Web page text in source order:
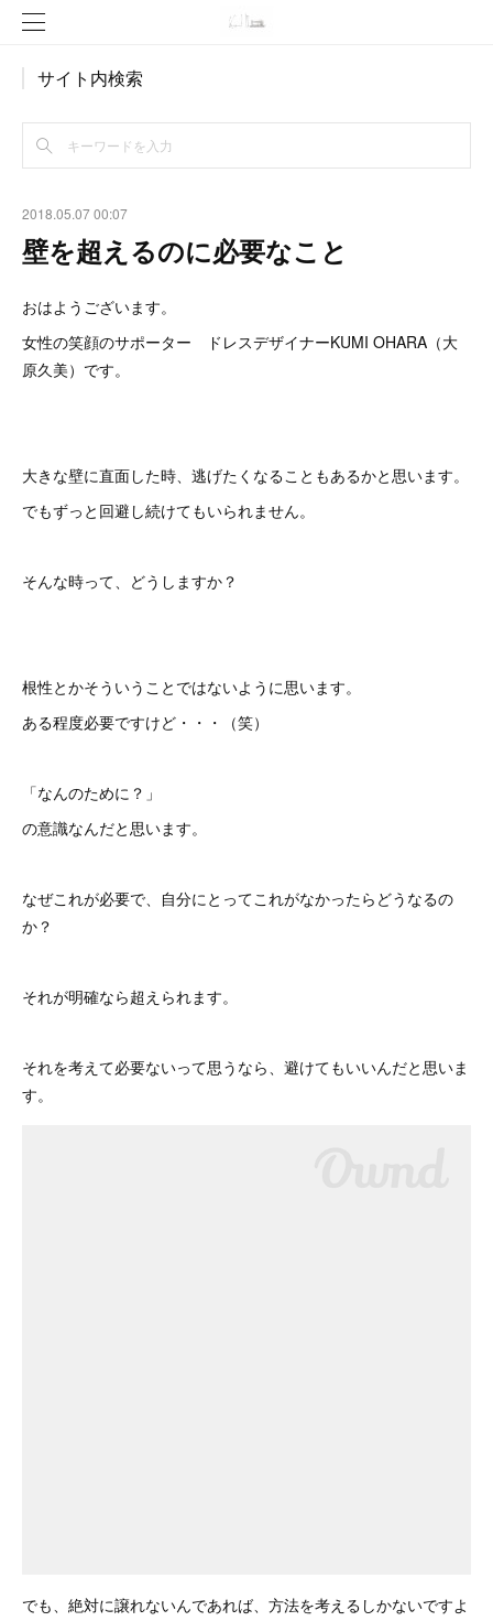
サイト内検索
2018.05.07 00:07
壁を超えるのに必要なこと
おはようございます。
女性の笑顔のサポーター ドレスデザイナーKUMI OHARA（大
原久美）です。
大きな壁に直面した時、逃げたくなることもあるかと思います。
でもずっと回避し続けてもいられません。
そんな時って、どうしますか？
根性とかそういうことではないように思います。
ある程度必要ですけど・・・（笑）
「なんのために？」
の意識なんだと思います。
なぜこれが必要で、自分にとってこれがなかったらどうなるの
か？
それが明確なら超えられます。
それを考えて必要ないって思うなら、避けてもいいんだと思いま
す。
でも、絶対に譲れないんであれば、方法を考えるしかないですよ